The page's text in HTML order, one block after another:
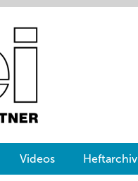
Videos Heftarchiv